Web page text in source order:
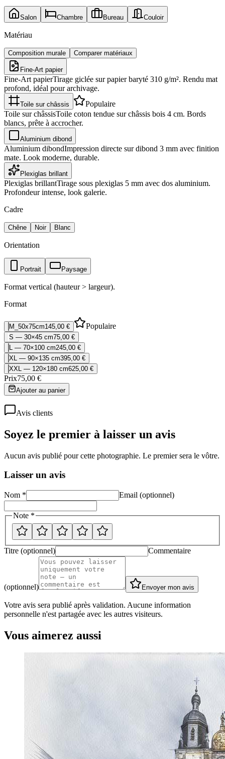
Salon Chambre Bureau Couloir
Matériau
Composition murale Comparer matériaux
Fine-Art papier
Fine-Art papierTirage giclée sur papier baryté 310 g/m². Rendu mat
profond, idéal pour archivage.
Toile sur châssis
Populaire
Toile sur châssisToile coton tendue sur châssis bois 4 cm. Bords
blancs, prête à accrocher.
Aluminium dibond
Aluminium dibondImpression directe sur dibond 3 mm avec finition
mate. Look moderne, durable.
Plexiglas brillant
Plexiglas brillantTirage sous plexiglas 5 mm avec dos aluminium.
Profondeur intense, look galerie.
Cadre
Chêne Noir Blanc
Orientation
Portrait Paysage
Format vertical (hauteur > largeur).
Format
M_50x75cm145,00 € Populaire
S — 30×45 cm75,00 €
L — 70×100 cm245,00 €
XL — 90×135 cm395,00 €
XXL — 120×180 cm625,00 €
Prix75,00 €
Ajouter au panier
Avis clients
Soyez le premier à laisser un avis
Aucun avis publié pour cette photographie. Le premier sera le vôtre.
Laisser un avis
Nom * Email (optionnel)
Note *
Titre (optionnel) Commentaire
(optionnel) Envoyer mon avis
Votre avis sera publié après validation. Aucune information
personnelle n'est partagée avec les autres visiteurs.
Vous aimerez aussi